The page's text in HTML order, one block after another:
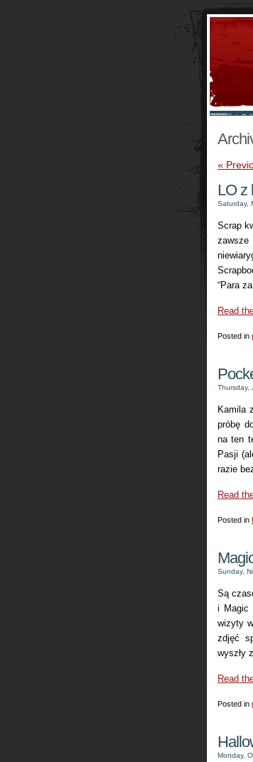
«
LO z
Saturday,
Scrap
“Para
Read
Posted in
Thursday,
Kamila
próbę
na ten
Pasji
razie
Read
Posted in
Sunday,
Są
i Magic
wizyty
zdjęć
wyszły
Read
Posted in
Monday,